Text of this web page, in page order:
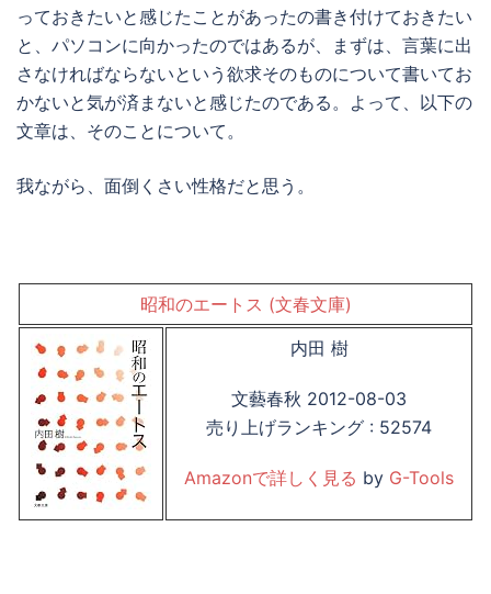
っておきたいと感じたことがあったの書き付けておきたい
と、パソコンに向かったのではあるが、まずは、言葉に出
さなければならないという欲求そのものについて書いてお
かないと気が済まないと感じたのである。よって、以下の
文章は、そのことについて。
我ながら、面倒くさい性格だと思う。
昭和のエートス (文春文庫)
内田 樹
文藝春秋 2012-08-03
売り上げランキング : 52574
Amazonで詳しく見る by G-Tools